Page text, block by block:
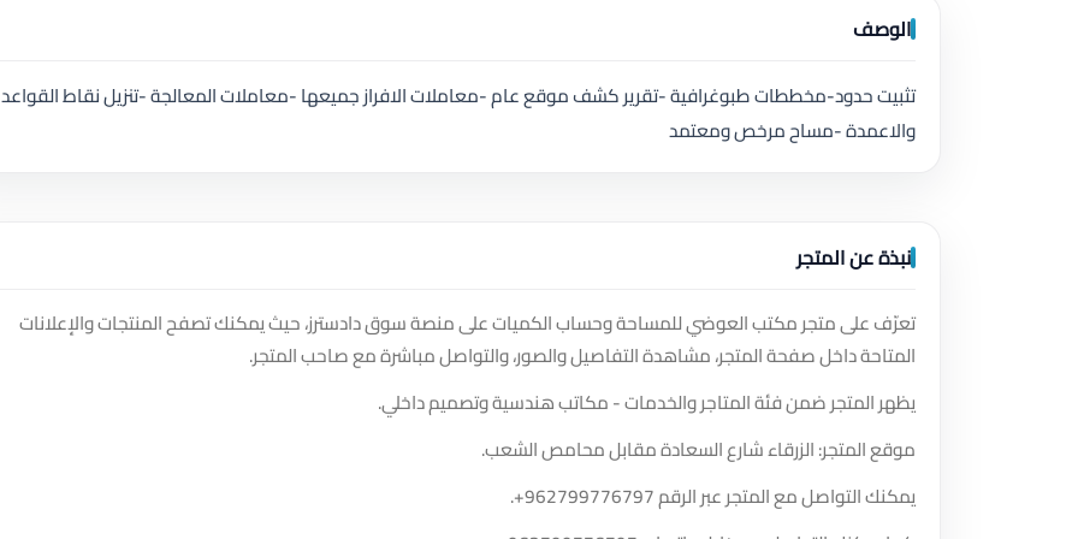
الوصف
تثبيت حدود-مخططات طبوغرافية -تقرير كشف موقع عام -معاملات الافراز جميعها -معاملات المعالجة -تنزيل نقاط القواعد
والاعمدة -مساح مرخص ومعتمد
نبذة عن المتجر
تعرّف على متجر مكتب العوضي للمساحة وحساب الكميات على منصة سوق دادسترز، حيث يمكنك تصفح المنتجات والإعلانات
المتاحة داخل صفحة المتجر، مشاهدة التفاصيل والصور، والتواصل مباشرة مع صاحب المتجر.
يظهر المتجر ضمن فئة المتاجر والخدمات - مكاتب هندسية وتصميم داخلي.
موقع المتجر: الزرقاء شارع السعادة مقابل محامص الشعب.
يمكنك التواصل مع المتجر عبر الرقم+962799776797
.